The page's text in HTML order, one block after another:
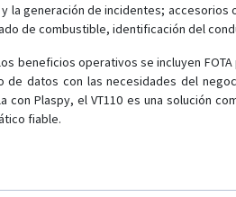
la generación de incidentes;
de combustible, identificación del
beneficios operativos se incluyen
de datos con las necesidades del
con Plaspy, el VT110 es una solución
fiable.